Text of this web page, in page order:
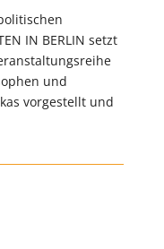
IN BERLIN setzt
und
vorgestellt und